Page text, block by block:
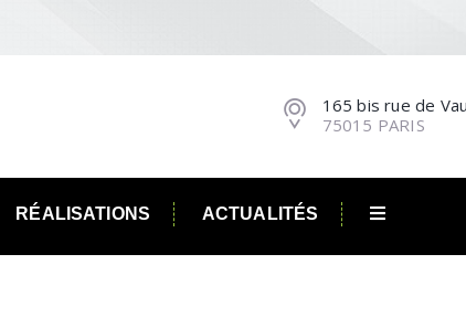
165 bis rue de
75015 PARIS
RÉALISATIONS ACTUALITÉS